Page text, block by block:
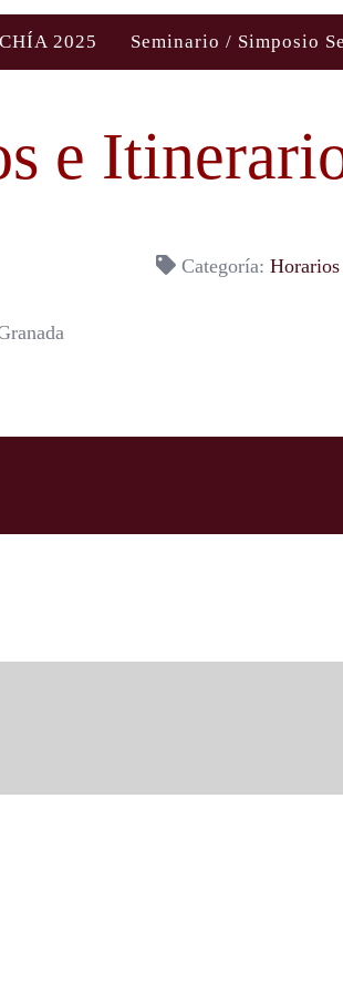
2025 Seminario / Simposio
e
Categoría: Horarios